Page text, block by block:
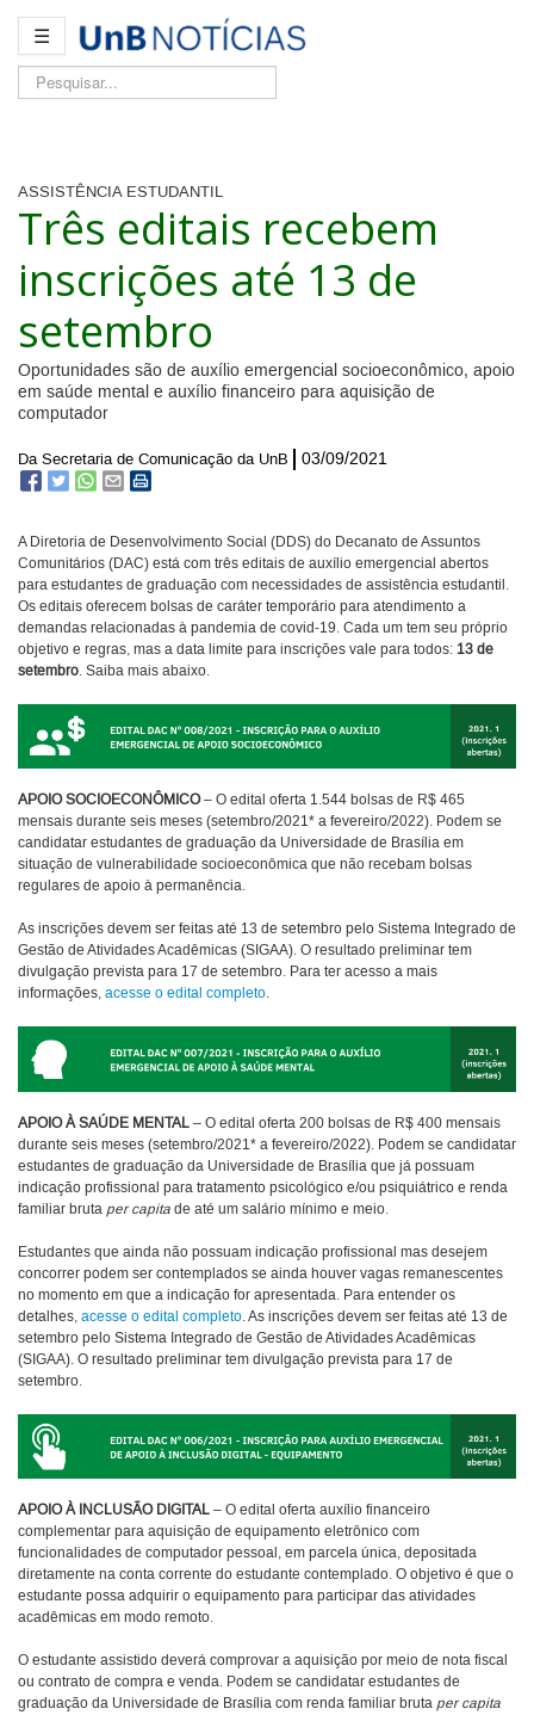
☰
Pesquisar...
ASSISTÊNCIA ESTUDANTIL
Três editais recebem
inscrições até 13 de
setembro
Oportunidades são de auxílio emergencial socioeconômico, apoio
em saúde mental e auxílio financeiro para aquisição de
computador
Da Secretaria de Comunicação da UnB 03/09/2021
A Diretoria de Desenvolvimento Social (DDS) do Decanato de Assuntos
Comunitários (DAC) está com três editais de auxílio emergencial abertos
para estudantes de graduação com necessidades de assistência estudantil.
Os editais oferecem bolsas de caráter temporário para atendimento a
demandas relacionadas à pandemia de covid-19. Cada um tem seu próprio
objetivo e regras, mas a data limite para inscrições vale para todos: 13 de
setembro. Saiba mais abaixo.
APOIO SOCIOECONÔMICO– O edital oferta 1.544 bolsas de R$ 465
mensais durante seis meses (setembro/2021* a fevereiro/2022). Podem se
candidatar estudantes de graduação da Universidade de Brasília em
situação de vulnerabilidade socioeconômica que não recebam bolsas
regulares de apoio à permanência.
As inscrições devem ser feitas até 13 de setembro pelo Sistema Integrado de
Gestão de Atividades Acadêmicas (SIGAA). O resultado preliminar tem
divulgação prevista para 17 de setembro. Para ter acesso a mais
informações, acesse o edital completo.
APOIO À SAÚDE MENTAL – O edital oferta 200 bolsas de R$ 400 mensais
durante seis meses (setembro/2021* a fevereiro/2022). Podem se candidatar
estudantes de graduação da Universidade de Brasília que já possuam
indicação profissional para tratamento psicológico e/ou psiquiátrico e renda
familiar bruta per capita de até um salário mínimo e meio.
Estudantes que ainda não possuam indicação profissional mas desejem
concorrer podem ser contemplados se ainda houver vagas remanescentes
no momento em que a indicação for apresentada. Para entender os
detalhes, acesse o edital completo. As inscrições devem ser feitas até 13 de
setembro pelo Sistema Integrado de Gestão de Atividades Acadêmicas
(SIGAA). O resultado preliminar tem divulgação prevista para 17 de
setembro.
APOIO À INCLUSÃO DIGITAL – O edital oferta auxílio financeiro
complementar para aquisição de equipamento eletrônico com
funcionalidades de computador pessoal, em parcela única, depositada
diretamente na conta corrente do estudante contemplado. O objetivo é que o
estudante possa adquirir o equipamento para participar das atividades
acadêmicas em modo remoto.
O estudante assistido deverá comprovar a aquisição por meio de nota fiscal
ou contrato de compra e venda. Podem se candidatar estudantes de
graduação da Universidade de Brasília com renda familiar bruta per capita